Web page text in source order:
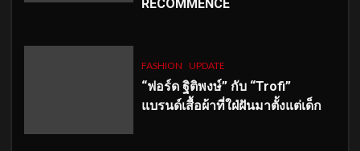
RECOMMENCÉ
FASHION UPDATE
“ฟอร์ด ฐิติพงษ์” กับ “Trofi”
แบรนด์เสื้อผ้าที่ใฝ่ฝันมาตั้งแต่เด็ก